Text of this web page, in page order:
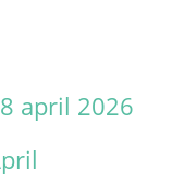
april 2026